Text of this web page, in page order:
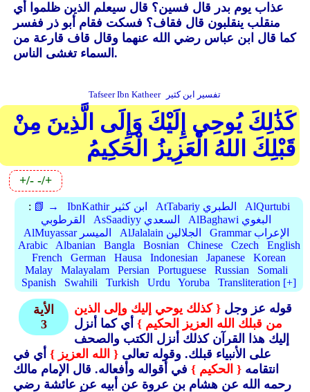
عذاب يوم بدر قال فسين؟ قال سيعلم الذين ظلموا أي
منقلب ينقلبون قال فقاف؟ فسكت فقام أبو ذر ففسر
كما قال ابن عباس رضي الله عنهما وقال قاف قارعة من
السماء تغشى الناس.
Tafseer Ibn Katheer تفسير ابن كثير
كَذَٰلِكَ يُوحِي إِلَيْكَ وَإِلَى الَّذِينَ مِنْ
قَبْلِكَ اللهُ الْعَزِيزُ الْحَكِيمُ
+/- -/+
: 📗 → IbnKathir ابن كثير AtTabariy الطبري
AlQurtubi
القرطوبي
AsSaadiyy السعدي
AlBaghawi البغوي
AlMuyassar الميسر
AlJalalain الجلالين
Grammar الإعراب
Arabic
Albanian Bangla Bosnian Chinese Czech
English
French
German Hausa Indonesian Japanese
Korean
Malay
Malayalam Persian Portuguese Russian
Somali
Spanish
Swahili Turkish Urdu Yoruba Transliteration [+]
الأية
3
قوله عز وجل { كذلك يوحي إليك وإلى الذين
من قبلك الله العزيز الحكيم }أي كما أنزل
إليك هذا القرآن كذلك أنزل الكتب والصحف
على الأنبياء قبلك.وقوله تعالى { الله العزيز }أي في
انتقامه { الحكيم }في أقواله وأفعاله.قال الإمام مالك
رحمه الله عن هشام بن عروة عن أبيه عن عائشة رضي